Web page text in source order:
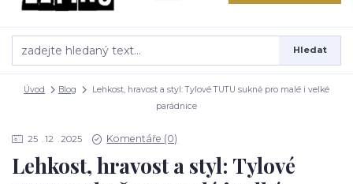
Hledat
Úvod Blog
Lehkost, hravost a styl: Tylové TUTU sukně pro malé i velké
parádnice
25 12 2025 Komentáře (0)
Lehkost, hravost a styl: Tylové